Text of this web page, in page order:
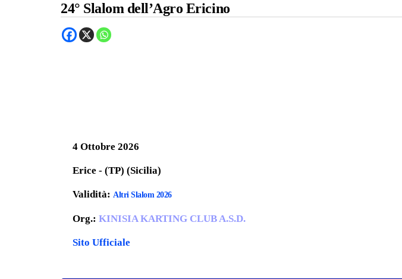
24° Slalom dell’Agro Ericino
4 Ottobre 2026
Erice - (TP) (Sicilia)
Validità: Altri Slalom 2026
Org.: KINISIA KARTING CLUB A.S.D.
Sito Ufficiale